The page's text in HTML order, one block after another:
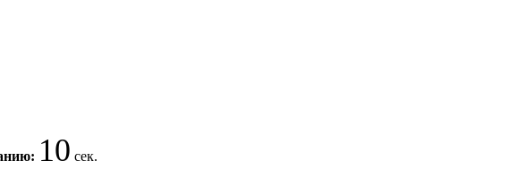
9сек.